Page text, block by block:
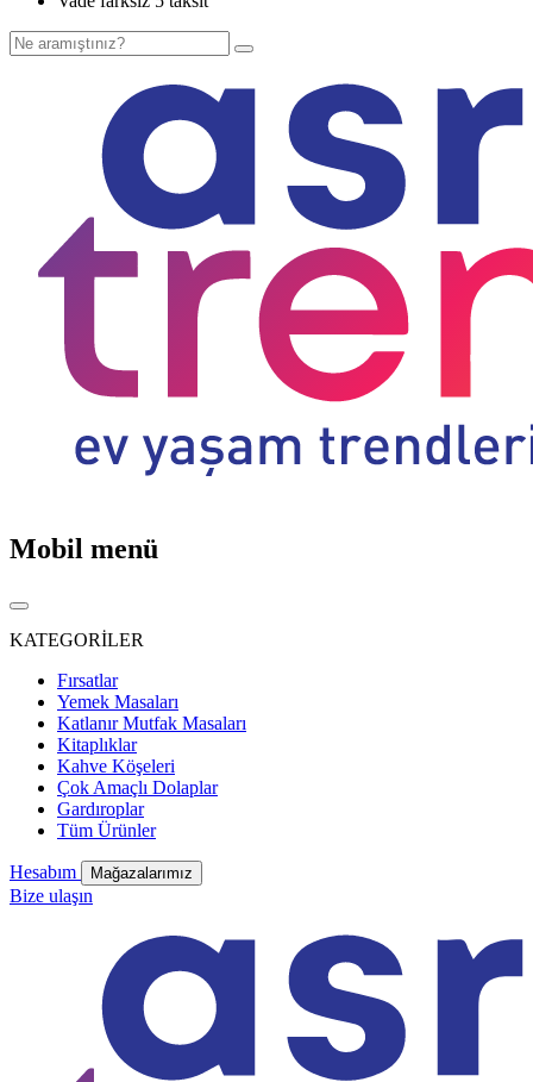
Mobil menü
KATEGORİLER
Fırsatlar
Yemek Masaları
Katlanır Mutfak Masaları
Kitaplıklar
Kahve Köşeleri
Çok Amaçlı Dolaplar
Gardıroplar
Tüm Ürünler
Hesabım Mağazalarımız
Bize ulaşın